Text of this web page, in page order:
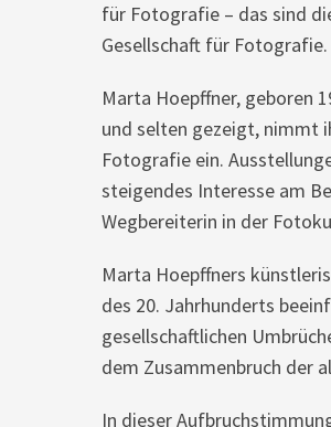
für Fotografie – das sind
Gesellschaft für Fotografie.
Marta Hoepffner, geboren
und selten gezeigt, nimmt
Fotografie ein.
steigendes Interesse am
Wegbereiterin in der
Marta Hoepffners
des 20. Jahrhunderts
gesellschaftlichen
dem Zusammenbruch der
In dieser